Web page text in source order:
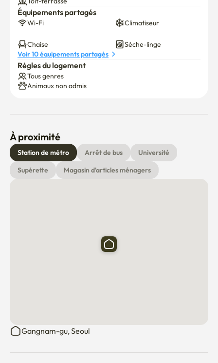
Équipements partagés
Wi-Fi Climatiseur
Chaise
Sèche-linge
Voir 10 équipements partagés
Règles du logement
Tous genres
Animaux non admis
À proximité
Station de métro Arrêt de bus
Université
Supérette
Magasin d'articles ménagers
Gangnam-gu, Seoul